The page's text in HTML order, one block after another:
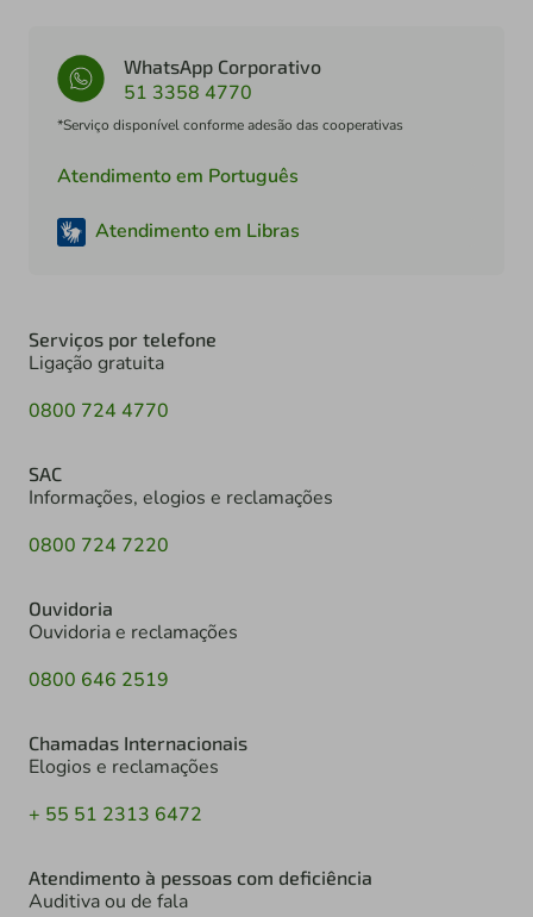
WhatsApp Corporativo
51 3358 4770
*Serviço disponível conforme adesão das cooperativas
Atendimento em Português
Atendimento em Libras
Serviços por telefone
Ligação gratuita
0800 724 4770
SAC
Informações, elogios e reclamações
0800 724 7220
Ouvidoria
Ouvidoria e reclamações
0800 646 2519
Chamadas Internacionais
Elogios e reclamações
+ 55 51 2313 6472
Atendimento à pessoas com deficiência
Auditiva ou de fala